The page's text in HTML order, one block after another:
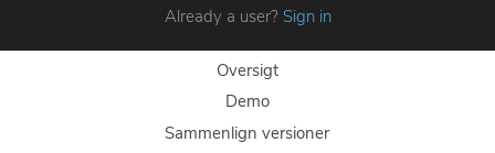
Already a user? Sign in
Oversigt
Demo
Sammenlign versioner